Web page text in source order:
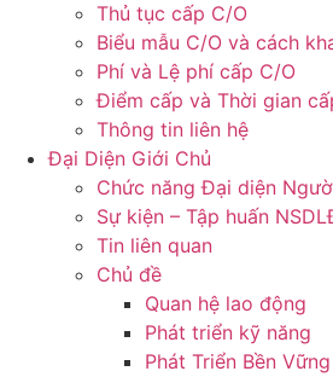
Thủ tục cấp C/O
Biểu mẫu C/O và cách
Phí và Lệ phí cấp C/O
Điểm cấp và Thời gian
Thông tin liên hệ
Đại Diện Giới Chủ
Chức năng Đại diện
Sự kiện – Tập huấn
Tin liên quan
Chủ đề
Quan hệ lao động
Phát triển kỹ năng
Phát Triển Bền Vững